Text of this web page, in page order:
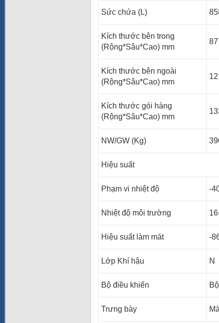
Sức chứa (L)
Kích thước bên trong
(Rộng*Sâu*Cao) mm
Kích thước bên ngoài
(Rộng*Sâu*Cao) mm
Kích thước gói hàng
(Rộng*Sâu*Cao) mm
NW/GW (Kg)
Hiệu suất
Phạm vi nhiệt độ -
Nhiệt độ môi trường
Hiệu suất làm mát -
Lớp Khí hậu N
Bộ điều khiển
Trưng bày